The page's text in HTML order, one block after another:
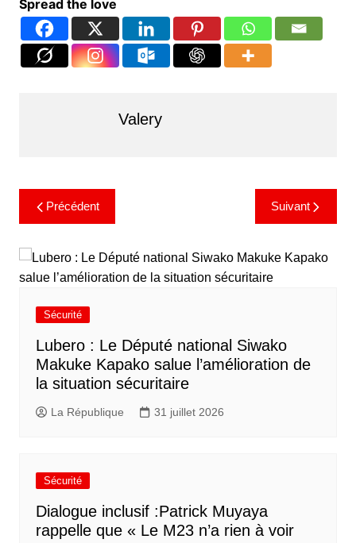
Spread the love
Valery
Précédent Suivant
Sécurité
Lubero : Le Député national Siwako
Makuke Kapako salue l’amélioration de
la situation sécuritaire
La République 31 juillet 2026
Sécurité
Dialogue inclusif :Patrick Muyaya
rappelle que « Le M23 n’a rien à voir